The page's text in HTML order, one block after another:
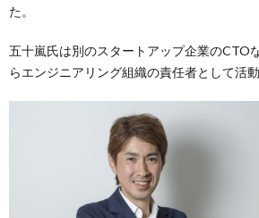
た。
五十嵐氏は別のスタートアップ企業のCTO
らエンジニアリング組織の責任者として活動